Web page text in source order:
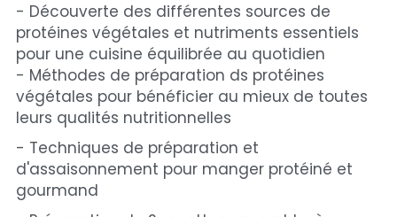
- Découverte des différentes sources de
protéines végétales et nutriments essentiels
pour une cuisine équilibrée au quotidien
- Méthodes de préparation ds protéines
végétales pour bénéficier au mieux de toutes
leurs qualités nutritionnelles
- Techniques de préparation et
d'assaisonnement pour manger protéiné et
gourmand